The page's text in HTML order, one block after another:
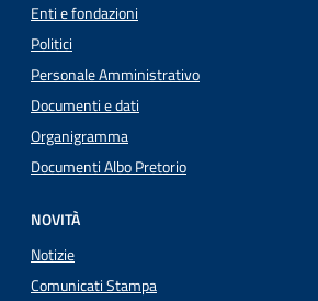
Enti e fondazioni
Politici
Personale Amministrativo
Documenti e dati
Organigramma
Documenti Albo Pretorio
NOVITÀ
Notizie
Comunicati Stampa